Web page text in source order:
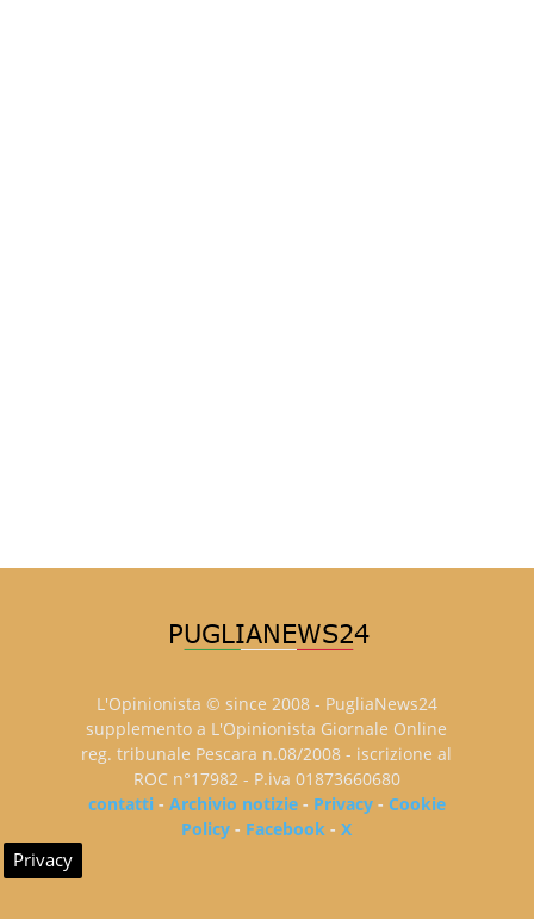
L'Opinionista © since 2008 - PugliaNews24
supplemento a L'Opinionista Giornale Online
reg. tribunale Pescara n.08/2008 - iscrizione al
ROC n°17982 - P.iva 01873660680
contatti- Archivio notizie- Privacy- Cookie
Policy - Facebook -X
Privacy